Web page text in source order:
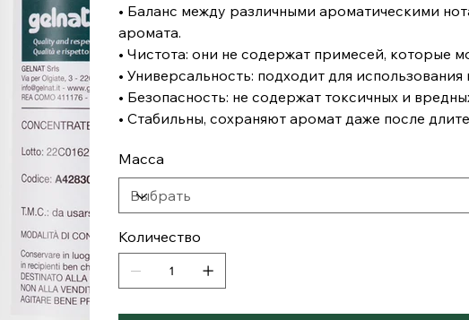
• Баланс между различными ароматическими
аромата.
• Чистота: они не содержат примесей, которые
• Универсальность: подходит для
• Безопасность: не содержат токсичных и
• Стабильны, сохраняют аромат даже после
Масса
Количество